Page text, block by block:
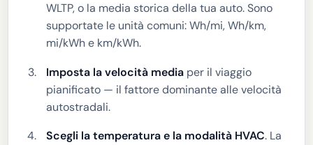
WLTP, o la media storica della tua auto. Sono
supportate le unità comuni: Wh/mi, Wh/km,
mi/kWh e km/kWh.
Imposta la velocità media per il viaggio
pianificato — il fattore dominante alle velocità
autostradali.
Scegli la temperatura e la modalità HVAC. La